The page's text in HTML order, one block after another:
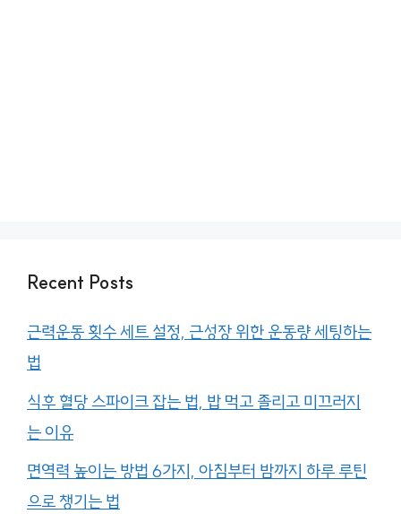
Recent Posts
근력운동 횟수 세트 설정, 근성장 위한 운동량 세팅하는
법
식후 혈당 스파이크 잡는 법, 밥 먹고 졸리고 미끄러지
는 이유
면역력 높이는 방법 6가지, 아침부터 밤까지 하루 루틴
으로 챙기는 법